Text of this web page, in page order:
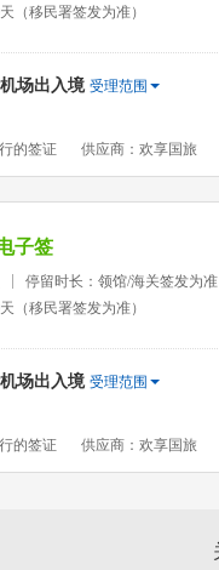
（移民署签发为准）
场出入境 受理范围
的签证 供应商：欢享国旅
子签
停留时长：领馆/海关签发为准
（移民署签发为准）
场出入境 受理范围
的签证 供应商：欢享国旅